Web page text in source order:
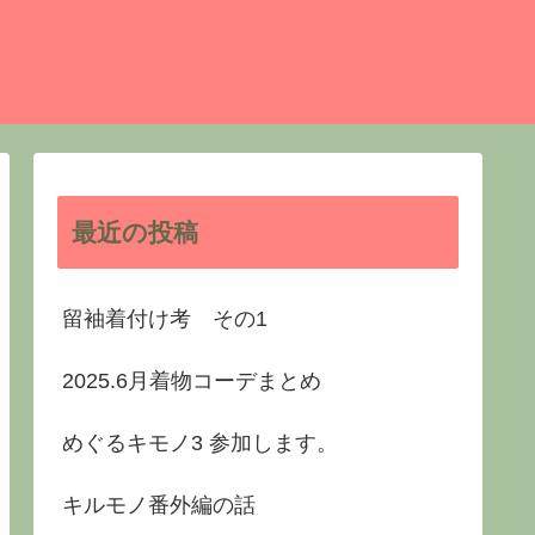
最近の投稿
留袖着付け考 その1
2025.6月着物コーデまとめ
めぐるキモノ3 参加します。
キルモノ番外編の話